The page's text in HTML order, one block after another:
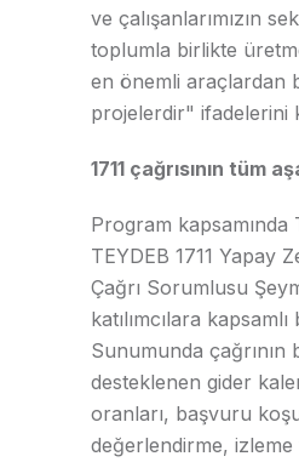
ve çalışanlarımızın
toplumla birlikte
en önemli araçlardan
projelerdir" ifadelerini
1711 çağrısının tüm
Program kapsamında
TEYDEB 1711 Yapay
Çağrı Sorumlusu
katılımcılara
Sunumunda çağrının
desteklenen gider
oranları, başvuru
değerlendirme, izleme